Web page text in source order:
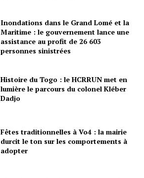
Inondations dans le Grand Lomé et la
Maritime : le gouvernement lance une
assistance au profit de 26 603
personnes sinistrées
Histoire du Togo : le HCRRUN met en
lumière le parcours du colonel Kléber
Dadjo
Fêtes traditionnelles à Vo4 : la mairie
durcit le ton sur les comportements à
adopter